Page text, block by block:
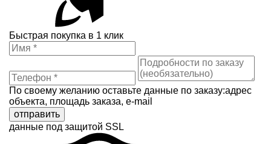
Быстрая покупка в 1 клик
По своему желанию оставьте данные по заказу:адрес
объекта, площадь заказа, e-mail
отправить
данные под защитой SSL